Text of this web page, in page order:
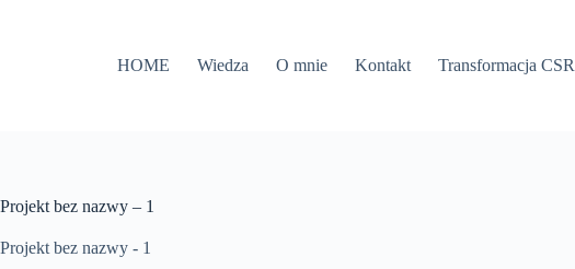
HOME
Wiedza O mnie Kontakt Transformacja CSR
Projekt bez nazwy – 1
Projekt bez nazwy - 1